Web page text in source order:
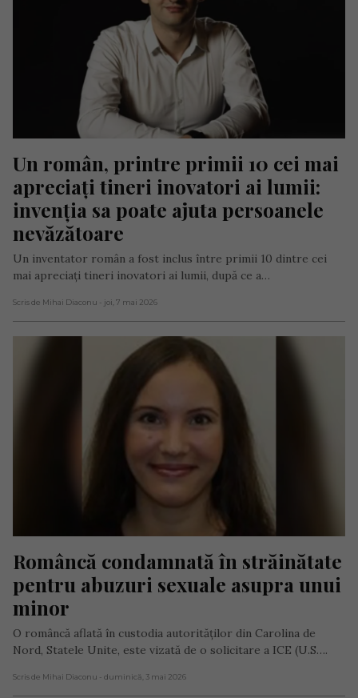
Un român, printre primii 10 cei mai
apreciați tineri inovatori ai lumii:
invenția sa poate ajuta persoanele
nevăzătoare
Un inventator român a fost inclus între primii 10 dintre cei
mai apreciați tineri inovatori ai lumii, după ce a…
Scris de Mihai Diaconu - joi, 7 mai 2026
Româncă condamnată în străinătate
pentru abuzuri sexuale asupra unui
minor
O româncă aflată în custodia autorităților din Carolina de
Nord, Statele Unite, este vizată de o solicitare a ICE (U.S….
Scris de Mihai Diaconu - duminică, 3 mai 2026